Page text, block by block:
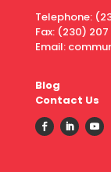
Telephone:
Fax: (230) 207
Email:
Blog
Contact Us